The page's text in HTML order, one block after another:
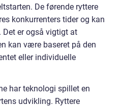
De førende ryttere
konkurrenters tider og kan
Det er også vigtigt at
kan være baseret på den
eller individuelle
har teknologi spillet en
udvikling. Ryttere